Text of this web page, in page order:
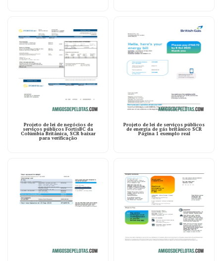
Projeto de lei de negócios de
serviços públicos FortisBC da
Colúmbia Britânica, SCR baixar
para verificação
Projeto de lei de serviços públicos
de energia de gás britânico SCR
Página 1 exemplo real